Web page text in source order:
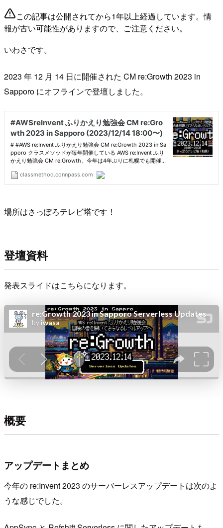
この記事は公開されてから1年以上経過しています。情
報が古い可能性がありますので、ご注意ください。
いわさです。
2023 年 12 月 14 日に開催された CM re:Growth 2023 in
Sapporo にオフラインで登壇しました。
場所はさっぽろテレビ塔です！
登壇資料
発表スライドはこちらになります。
概要
アップデートまとめ
今年の re:Invent 2023 のサーバーレスアップデートは次のよ
うな感じでした。